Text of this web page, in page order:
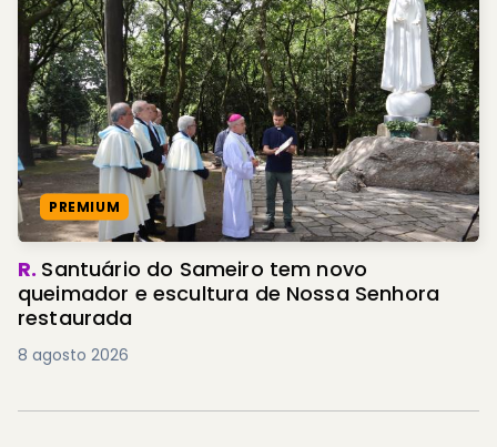
PREMIUM
R. Santuário do Sameiro tem novo
queimador e escultura de Nossa Senhora
restaurada
8 agosto 2026